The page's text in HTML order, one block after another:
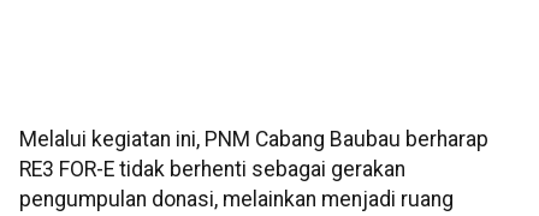
Melalui kegiatan ini, PNM Cabang Baubau berharap
RE3 FOR-E tidak berhenti sebagai gerakan
pengumpulan donasi, melainkan menjadi ruang